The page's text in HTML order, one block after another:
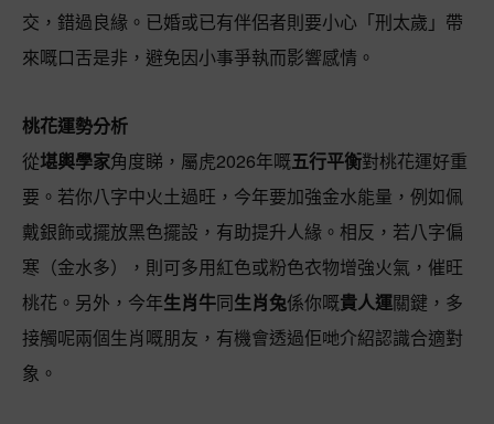
交，錯過良緣。已婚或已有伴侶者則要小心「刑太歲」帶
來嘅口舌是非，避免因小事爭執而影響感情。
桃花運勢分析
從堪輿學家角度睇，屬虎2026年嘅五行平衡對桃花運好重
要。若你八字中火土過旺，今年要加強金水能量，例如佩
戴銀飾或擺放黑色擺設，有助提升人緣。相反，若八字偏
寒（金水多），則可多用紅色或粉色衣物增強火氣，催旺
桃花。另外，今年生肖牛同生肖兔係你嘅貴人運關鍵，多
接觸呢兩個生肖嘅朋友，有機會透過佢哋介紹認識合適對
象。